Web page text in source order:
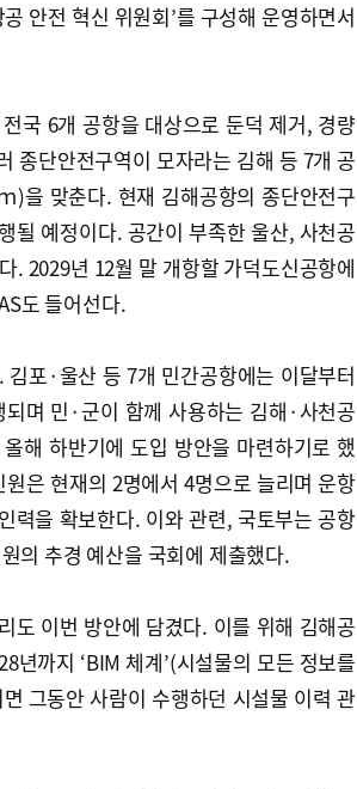
안전 혁신 위원회’를 구성해 운영하면서
국 6개 공항을 대상으로 둔덕 제거, 경량
종단안전구역이 모자라는 김해 등 7개 공
)을 맞춘다. 현재 김해공항의 종단안전구
될 예정이다. 공간이 부족한 울산, 사천공
. 2029년 12월 말 개항할 가덕도신공항에
도 들어선다.
포·울산 등 7개 민간공항에는 이달부터
며 민·군이 함께 사용하는 김해·사천공
해 하반기에 도입 방안을 마련하기로 했
은 현재의 2명에서 4명으로 늘리며 운항
력을 확보한다. 이와 관련, 국토부는 공항
의 추경 예산을 국회에 제출했다.
도 이번 방안에 담겼다. 이를 위해 김해공
년까지 ‘BIM 체계’(시설물의 모든 정보를
그동안 사람이 수행하던 시설물 이력 관